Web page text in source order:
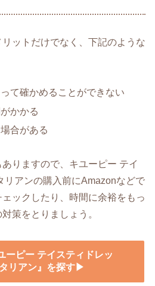
ットだけでなく、下記のような
て確かめることができない
かかる
合がある
りますので、キユーピー テイ
リアンの購入前にAmazonなどで
ックしたり、時間に余裕をもっ
策をとりましょう。
ーピー テイスティドレッ
リアン』を探す▶